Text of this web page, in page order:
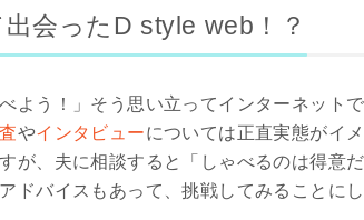
会ったD style web！？
べよう！」そう思い立ってインターネット
やインタビューについては正直実態がイ
が、夫に相談すると「しゃべるのは得意
ドバイスもあって、挑戦してみることにし